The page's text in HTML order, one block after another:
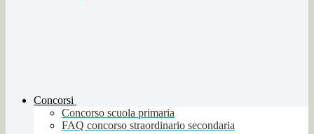
Concorsi
Concorso scuola primaria
FAQ concorso straordinario secondaria